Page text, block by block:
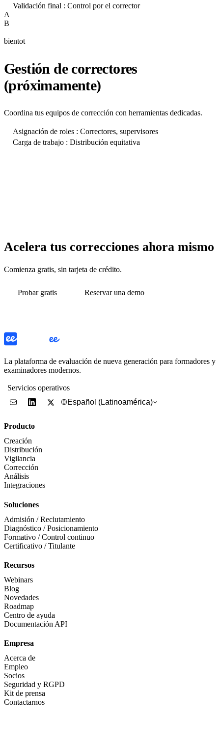
Validación final : Control por el corrector
A
B
bientot
Gestión de correctores
(próximamente)
Coordina tus equipos de corrección con herramientas dedicadas.
Asignación de roles : Correctores, supervisores
Carga de trabajo : Distribución equitativa
Acelera tus correcciones ahora mismo
Comienza gratis, sin tarjeta de crédito.
Probar gratis Reservar una demo
La plataforma de evaluación de nueva generación para formadores y
examinadores modernos.
Servicios operativos
Español (Latinoamérica)
Producto
Creación
Distribución
Vigilancia
Corrección
Análisis
Integraciones
Soluciones
Admisión / Reclutamiento
Diagnóstico / Posicionamiento
Formativo / Control continuo
Certificativo / Titulante
Recursos
Webinars
Blog
Novedades
Roadmap
Centro de ayuda
Documentación API
Empresa
Acerca de
Empleo
Socios
Seguridad y RGPD
Kit de prensa
Contactarnos